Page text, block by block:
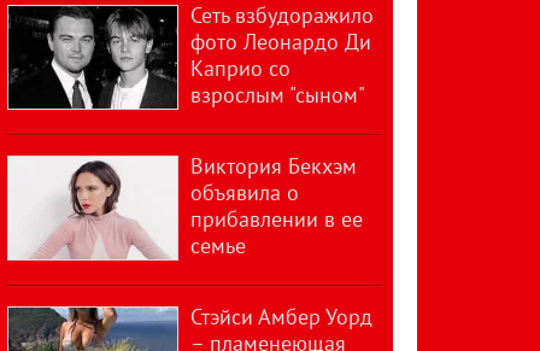
Сеть взбудоражило
фото Леонардо Ди
Каприо со
взрослым "сыном"
Виктория Бекхэм
объявила о
прибавлении в ее
семье
Стэйси Амбер Уорд
– пламенеющая